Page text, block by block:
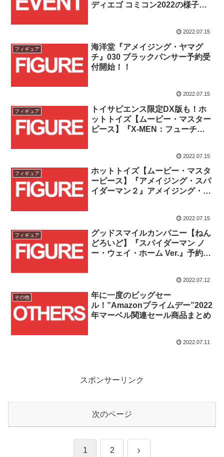
ディエゴ コミコン2022の様子を
2022.07.15
フィギュア
海洋堂『アメイジング・ヤマグ
チ』030 ブラックパンサー予約受
付開始！！
2022.07.15
フィギュア
トイサピエンス限定DX版も！ホ
ットトイズ【ムービー・マスター
ピース】『X-MEN：フューチャ
2022.07.15
フィギュア
ホットトイズ【ムービー・マスタ
ーピース】『アメイジング・スパ
イダーマン２』アメイジング・ス
2022.07.15
フィギュア
グッドスマイルカンパニー【ねん
どろいど】『スパイダーマン ノ
ー・ウェイ・ホーム Ver.』予約受
2022.07.12
その他
年に一度のビッグセー
ル！”Amazonプライムデー”2022
年マーベル関連セール商品まとめ
2022.07.11
スポンサーリンク
次のページ
1 2 次